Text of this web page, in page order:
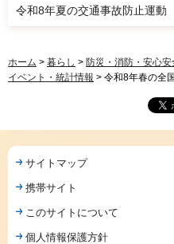
令和8年夏の交通事故防止運動
ホーム > 暮らし > 防災・消防・安心安
イベント・統計情報 > 令和8年春の全
サイトマップ
携帯サイト
このサイトについて
個人情報保護方針